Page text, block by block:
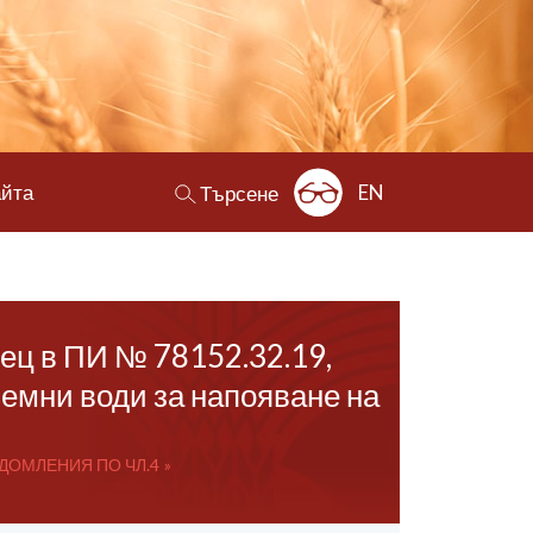
Търсене EN
в ПИ № 78152.32.19,
води за напояване на
ПО ЧЛ.4